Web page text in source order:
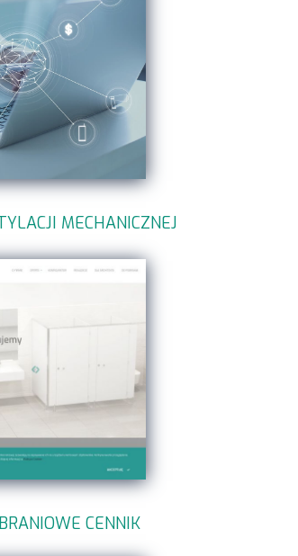
MECHANICZNEJ
CENNIK